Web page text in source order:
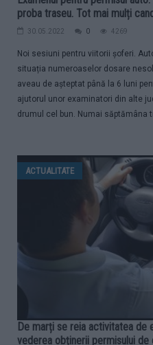
proba traseu. Tot mai mulți
30.05.2022 0 4269
Noi sesiuni pentru viitorii șoferi.
situația numeroaselor dosare
aveau de așteptat până la 6 luni
ajutorul unor examinatori din alte
drumul cel bun. Numai săptămâna
ACTUALITATE
De marți se reia activitatea de
vederea obținerii permisului de